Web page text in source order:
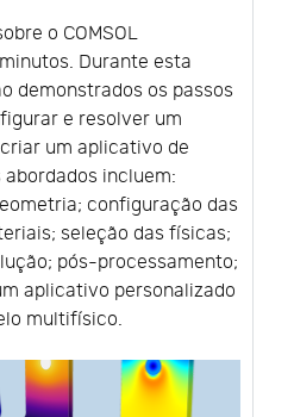
o COMSOL
Durante esta
demonstrados os passos
e resolver um
um aplicativo de
abordados incluem:
configuração das
seleção das físicas;
pós-processamento;
aplicativo personalizado
multifísico.